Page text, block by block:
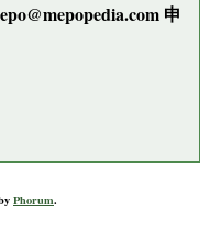
申
Phorum.